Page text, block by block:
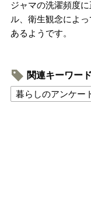
ジャマの洗濯頻度
ル、衛生観念によ
あるようです。
関連キーワード
暮らしのアンケー